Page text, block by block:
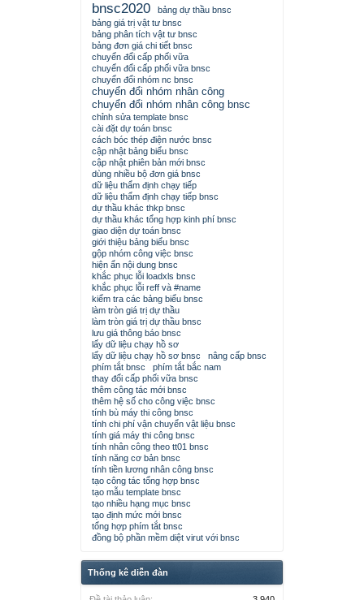
bnsc2020
bảng dự thầu bnsc
bảng giá trị vật tư bnsc
bảng phân tích vật tư bnsc
bảng đơn giá chi tiết bnsc
chuyển đổi cấp phối vữa
chuyển đổi cấp phối vữa bnsc
chuyển đổi nhóm nc bnsc
chuyển đổi nhóm nhân công
chuyển đổi nhóm nhân công bnsc
chỉnh sửa template bnsc
cài đặt dự toán bnsc
cách bóc thép điện nước bnsc
cập nhật bảng biểu bnsc
cập nhật phiên bản mới bnsc
dùng nhiều bộ đơn giá bnsc
dữ liệu thẩm định chạy tiếp
dữ liệu thẩm định chạy tiếp bnsc
dự thầu khác thkp bnsc
dự thầu khác tổng hợp kinh phí bnsc
giao diện dự toán bnsc
giới thiệu bảng biểu bnsc
gộp nhóm công việc bnsc
hiện ẩn nội dung bnsc
khắc phục lỗi loadxls bnsc
khắc phục lỗi reff và #name
kiểm tra các bảng biểu bnsc
làm tròn giá trị dự thầu
làm tròn giá trị dự thầu bnsc
lưu giá thông báo bnsc
lấy dữ liệu chạy hồ sơ
lấy dữ liệu chạy hồ sơ bnsc
nâng cấp bnsc
phím tắt bnsc
phím tắt bắc nam
thay đổi cấp phối vữa bnsc
thêm công tác mới bnsc
thêm hệ số cho công việc bnsc
tính bù máy thi công bnsc
tính chi phí vận chuyển vật liệu bnsc
tính giá máy thi công bnsc
tính nhân công theo tt01 bnsc
tính năng cơ bản bnsc
tính tiền lương nhân công bnsc
tạo công tác tổng hợp bnsc
tạo mẫu template bnsc
tạo nhiều hạng mục bnsc
tạo định mức mới bnsc
tổng hợp phím tắt bnsc
đồng bộ phần mềm diệt virut với bnsc
Thống kê diễn đàn